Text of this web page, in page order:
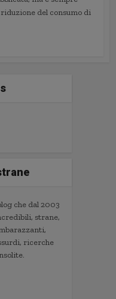
del consumo di
che dal 2003
strane,
ricerche